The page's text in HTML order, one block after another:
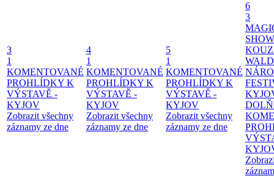
3
1
KOMENTOVANÉ
PROHLÍDKY K
VÝSTAVĚ -
KYJOV
Zobrazit všechny
záznamy ze dne
4
1
KOMENTOVANÉ
PROHLÍDKY K
VÝSTAVĚ -
KYJOV
Zobrazit všechny
záznamy ze dne
5
1
KOMENTOVANÉ
PROHLÍDKY K
VÝSTAVĚ -
KYJOV
Zobrazit všechny
záznamy ze dne
6
3